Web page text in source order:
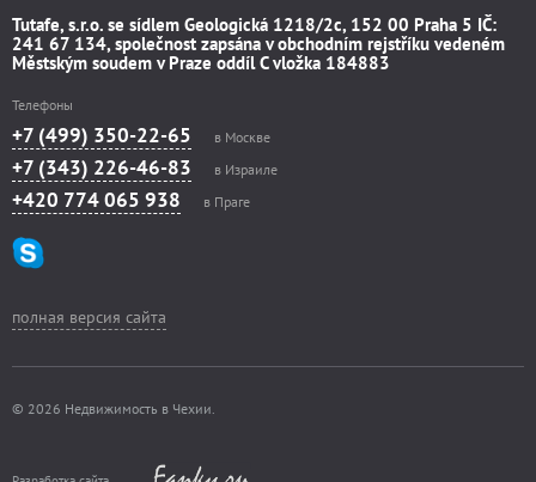
Tutafe, s.r.o. se sídlem Geologická 1218/2c, 152 00 Praha 5 IČ:
241 67 134, společnost zapsána v obchodním rejstříku vedeném
Městským soudem v Praze oddíl C vložka 184883
Телефоны
+7 (499) 350-22-65 в Москве
+7 (343) 226-46-83 в Израиле
+420 774 065 938 в Праге
полная версия сайта
© 2026 Недвижимость в Чехии.